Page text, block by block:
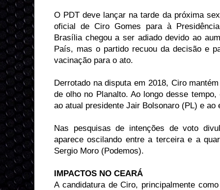
O PDT deve lançar na tarde da próxima
oficial de Ciro Gomes para à
Brasília chegou a ser adiado devido ao
País, mas o partido recuou da decisão e
vacinação para o ato.
Derrotado na disputa em 2018, Ciro
de olho no Planalto. Ao longo desse
ao atual presidente Jair Bolsonaro (PL) e
Nas pesquisas de intenções de voto
aparece oscilando entre a terceira e a
Sergio Moro (Podemos).
IMPACTOS NO CEARÁ
A candidatura de Ciro, principalmente